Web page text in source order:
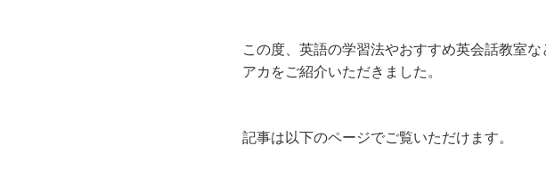
この度、英語の学習法やおすすめ英会話教室
アカをご紹介いただきました。
記事は以下のページでご覧いただけます。